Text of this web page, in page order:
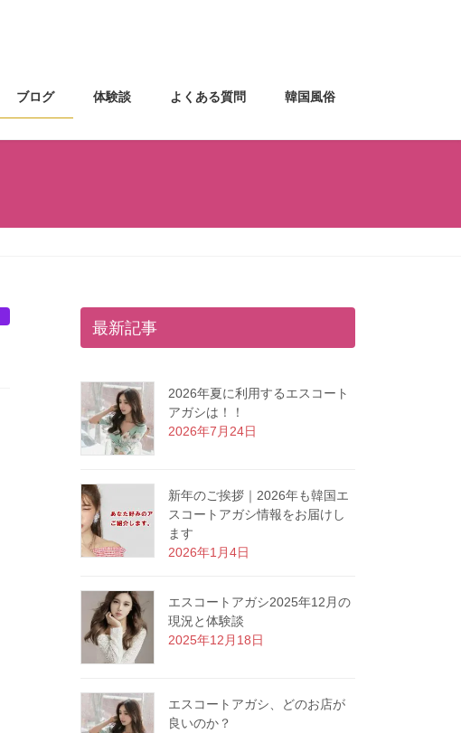
ブログ 体験談 よくある質問 韓国風俗
最新記事
2026年夏に利用するエスコート
アガシは！！
2026年7月24日
新年のご挨拶｜2026年も韓国エ
スコートアガシ情報をお届けし
ます
2026年1月4日
エスコートアガシ2025年12月の
現況と体験談
2025年12月18日
エスコートアガシ、どのお店が
良いのか？